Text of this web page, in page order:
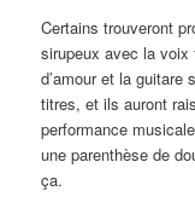
Certains trouveront
sirupeux avec la voix
d’amour et la guitare
titres, et ils auront
performance
une parenthèse de
ça.